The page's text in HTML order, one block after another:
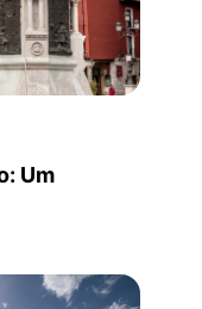
Um